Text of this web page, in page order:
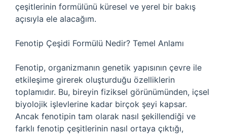
çeşitlerinin formülünü küresel ve yerel bir bakış
açısıyla ele alacağım.
Fenotip Çeşidi Formülü Nedir? Temel Anlamı
Fenotip, organizmanın genetik yapısının çevre ile
etkileşime girerek oluşturduğu özelliklerin
toplamıdır. Bu, bireyin fiziksel görünümünden, içsel
biyolojik işlevlerine kadar birçok şeyi kapsar.
Ancak fenotipin tam olarak nasıl şekillendiği ve
farklı fenotip çeşitlerinin nasıl ortaya çıktığı,